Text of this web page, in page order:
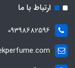
ارتباط با ما
09398682596